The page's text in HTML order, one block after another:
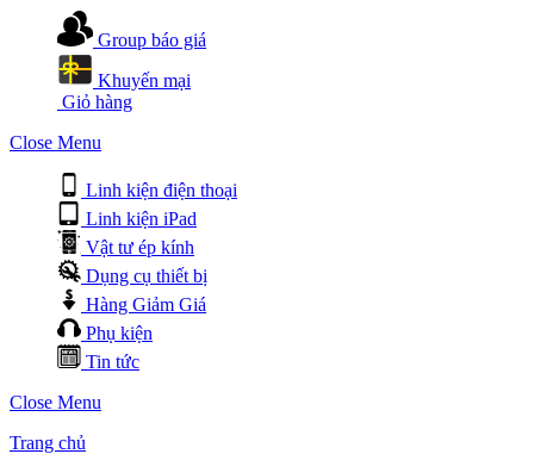
Group báo giá
Khuyến mại
Giỏ hàng
Close Menu
Linh kiện điện thoại
Linh kiện iPad
Vật tư ép kính
Dụng cụ thiết bị
Hàng Giảm Giá
Phụ kiện
Tin tức
Close Menu
Trang chủ